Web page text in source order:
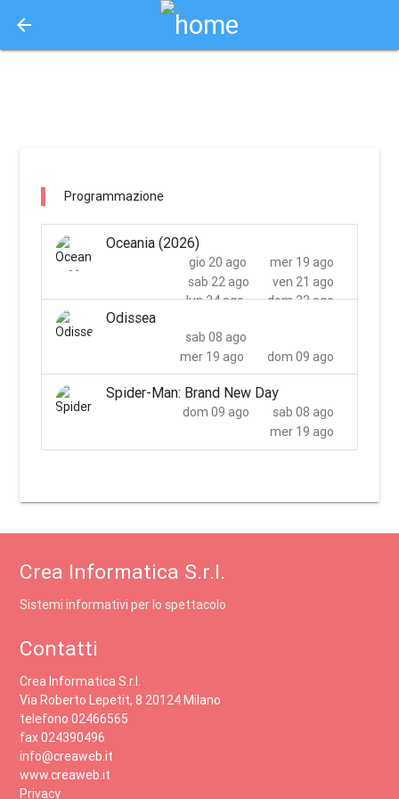
arrow_back
Programmazione
Oceania (2026)
mer 19 ago
gio 20 ago
ven 21 ago
sab 22 ago
dom 23 ago
lun 24 ago
Odissea
sab 08 ago
dom 09 ago
mer 19 ago
Spider-Man: Brand New Day
sab 08 ago
dom 09 ago
mer 19 ago
Crea Informatica S.r.l.
Sistemi informativi per lo spettacolo
Contatti
Crea Informatica S.r.l.
Via Roberto Lepetit, 8 20124 Milano
telefono 02466565
fax 024390496
info@creaweb.it
www.creaweb.it
Privacy